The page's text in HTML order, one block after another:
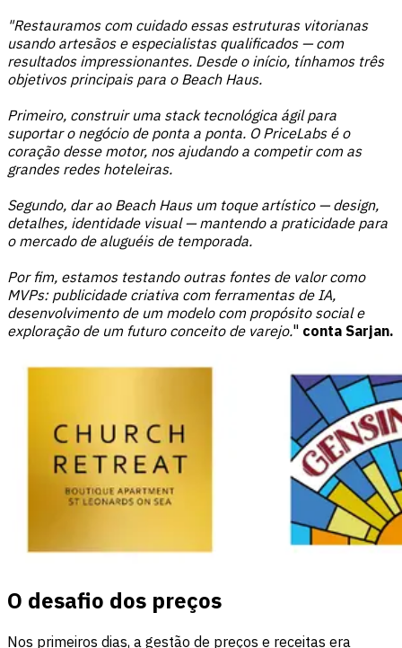
"Restauramos com cuidado essas estruturas vitorianas
usando artesãos e especialistas qualificados — com
resultados impressionantes. Desde o início, tínhamos três
objetivos principais para o Beach Haus.
Primeiro, construir uma stack tecnológica ágil para
suportar o negócio de ponta a ponta. O PriceLabs é o
coração desse motor, nos ajudando a competir com as
grandes redes hoteleiras.
Segundo, dar ao Beach Haus um toque artístico — design,
detalhes, identidade visual — mantendo a praticidade para
o mercado de aluguéis de temporada.
Por fim, estamos testando outras fontes de valor como
MVPs: publicidade criativa com ferramentas de IA,
desenvolvimento de um modelo com propósito social e
exploração de um futuro conceito de varejo." conta Sarjan.
O desafio dos preços
Nos primeiros dias, a gestão de preços e receitas era